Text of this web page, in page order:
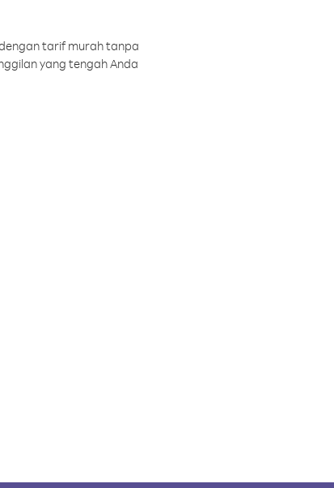
tarif murah tanpa
yang tengah Anda